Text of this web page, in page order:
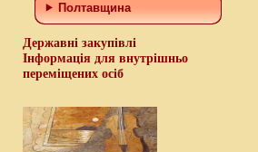
Полтавщина
Державні закупівлі
Інформація для внутрішньо
переміщених осіб